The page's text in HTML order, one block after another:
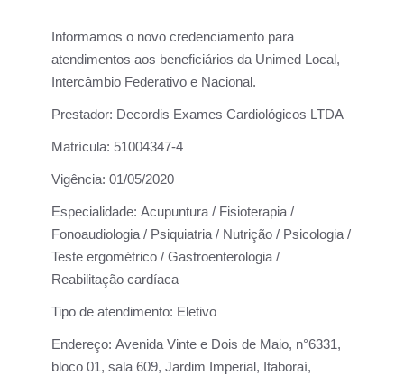
Informamos o novo credenciamento para
atendimentos aos beneficiários da Unimed Local,
Intercâmbio Federativo e Nacional.
Prestador: Decordis Exames Cardiológicos LTDA
Matrícula: 51004347-4
Vigência: 01/05/2020
Especialidade: Acupuntura / Fisioterapia /
Fonoaudiologia / Psiquiatria / Nutrição / Psicologia /
Teste ergométrico / Gastroenterologia /
Reabilitação cardíaca
Tipo de atendimento: Eletivo
Endereço: Avenida Vinte e Dois de Maio, n°6331,
bloco 01, sala 609, Jardim Imperial, Itaboraí,